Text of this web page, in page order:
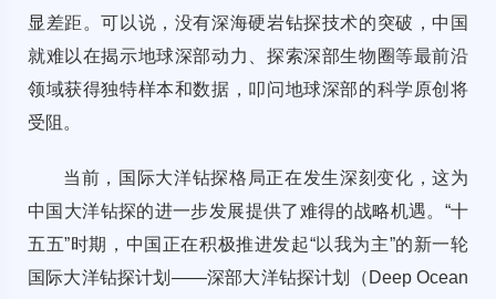
显差距。可以说，没有深海硬岩钻探技术的突破，中国
就难以在揭示地球深部动力、探索深部生物圈等最前沿
领域获得独特样本和数据，叩问地球深部的科学原创将
受阻。
当前，国际大洋钻探格局正在发生深刻变化，这为
中国大洋钻探的进一步发展提供了难得的战略机遇。“十
五五”时期，中国正在积极推进发起“以我为主”的新一轮
国际大洋钻探计划——深部大洋钻探计划（Deep Ocean